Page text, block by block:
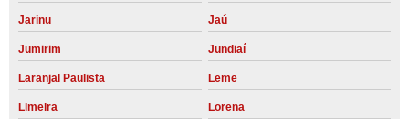
Jarinu Jaú
Jumirim Jundiaí
Laranjal Paulista Leme
Limeira Lorena